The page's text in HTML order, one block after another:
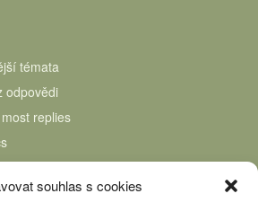
souhlas s cookies
témata
odpovědi
replies